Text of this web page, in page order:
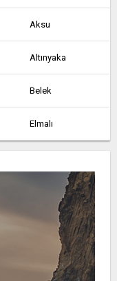
Aksu
Altınyaka
Belek
Elmalı
Güneycik
Kaş
Köprülü